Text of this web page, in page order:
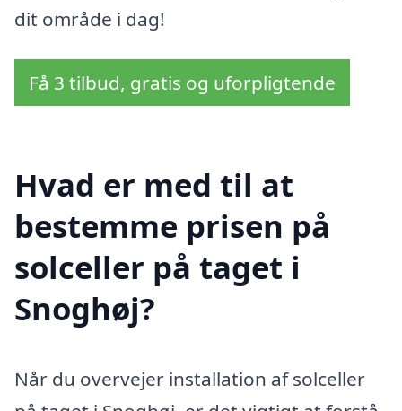
dit område i dag!
Få 3 tilbud, gratis og uforpligtende
Hvad er med til at
bestemme prisen på
solceller på taget i
Snoghøj?
Når du overvejer installation af solceller